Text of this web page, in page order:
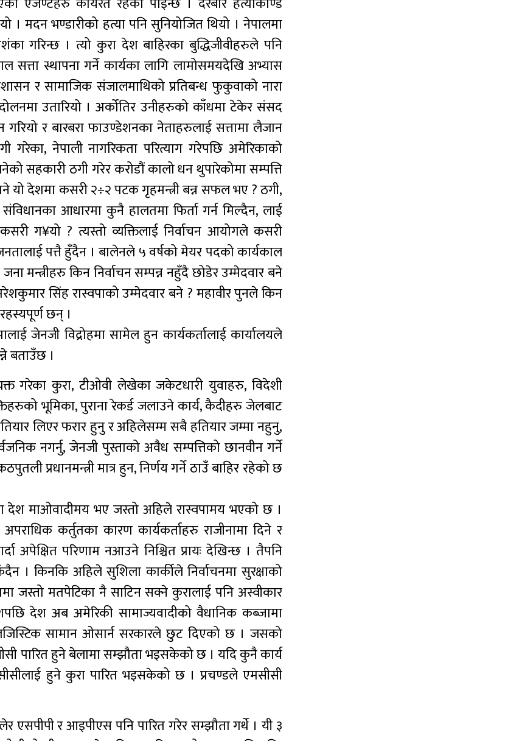
मदन भण्डारीको हत्या पनि सुनियोजित थियो । नेपालमा
गरिन्छ । त्यो कुरा देश बाहिरका बुद्धिजीवीहरुले पनि
स्थापना गर्ने कार्यका लागि लामोसमयदेखि अभ्यास
र सामाजिक संजालमाथिको प्रतिबन्ध फुकुवाको नारा
उतारियो । अर्कोतिर उनीहरुको काँधमा टेकेर संसद
र बारबरा फाउण्डेशनका नेताहरुलाई सत्तामा लैजान
नेपाली नागरिकता परित्याग गरेपछि अमेरिकाको
सहकारी ठगी गरेर करोडौं कालो धन थुपारेकोमा सम्पत्ति
यो देशमा कसरी २÷२ पटक गृहमन्त्री बन्न सफल भए ? ठगी,
आधारमा कुनै हालतमा फिर्ता गर्न मिल्दैन, लाई
ग¥यो ? त्यस्तो व्यक्तिलाई निर्वाचन आयोगले कसरी
पत्तै हुँदैन । बालेनले ५ वर्षको मेयर पदको कार्यकाल
मन्त्रीहरु किन निर्वाचन सम्पन्न नहुँदै छोडेर उम्मेदवार बने
सिंह रास्वपाको उम्मेदवार बने ? महावीर पुनले किन
छन् ।
जेनजी विद्रोहमा सामेल हुन कार्यकर्तालाई कार्यालयले
बताउँछ ।
गरेका कुरा, टीओवी लेखेका जकेटधारी युवाहरु, विदेशी
भूमिका, पुराना रेकर्ड जलाउने कार्य, कैदीहरु जेलबाट
लिएर फरार हुनु र अहिलेसम्म सबै हतियार जम्मा नहुनु,
नगर्नु, जेनजी पुस्ताको अवैध सम्पत्तिको छानवीन गर्ने
प्रधानमन्त्री मात्र हुन, निर्णय गर्ने ठाउँ बाहिर रहेको छ
देश माओवादीमय भए जस्तो अहिले रास्वपामय भएको छ ।
कर्तुतका कारण कार्यकर्ताहरु राजीनामा दिने र
परिणाम नआउने निश्चित प्रायः देखिन्छ । तैपनि
। किनकि अहिले सुशिला कार्कीले निर्वाचनमा सुरक्षाको
जस्तो मतपेटिका नै साटिन सक्ने कुरालाई पनि अस्वीकार
देश अब अमेरिकी सामाज्यवादीको वैधानिक कब्जामा
सामान ओसार्न सरकारले छुट दिएको छ । जसको
पारित हुने बेलामा सम्झौता भइसकेको छ । यदि कुनै कार्य
हुने कुरा पारित भइसकेको छ । प्रचण्डले एमसीसी
र आइपीएस पनि पारित गरेर सम्झौता गर्थे । यी ३